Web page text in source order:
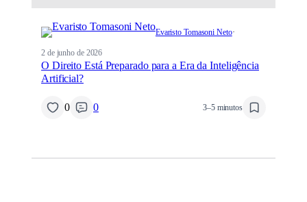
Evaristo Tomasoni Neto·
2 de junho de 2026
O Direito Está Preparado para a Era da Inteligência
Artificial?
0 0 3–5 minutos